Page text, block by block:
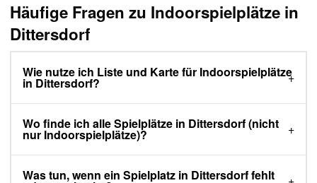
Häufige Fragen zu Indoorspielplätze in
Dittersdorf
Wie nutze ich Liste und Karte für Indoorspielplätze
in Dittersdorf?
Wo finde ich alle Spielplätze in Dittersdorf (nicht
nur Indoorspielplätze)?
Was tun, wenn ein Spielplatz in Dittersdorf fehlt